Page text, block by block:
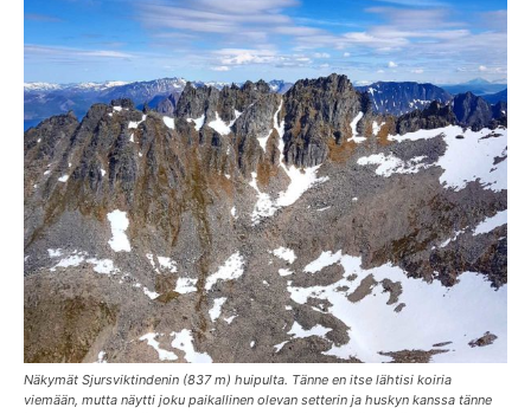
Näkymät Sjursviktindenin (837 m) huipulta. Tänne en itse lähtisi koiria
viemään, mutta näytti joku paikallinen olevan setterin ja huskyn kanssa tänne